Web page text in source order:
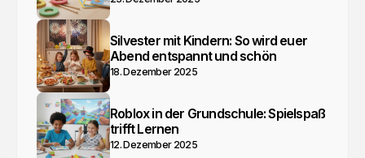
Silvester mit Kindern: So wird euer
Abend entspannt und schön
18. Dezember 2025
Roblox in der Grundschule: Spielspaß
trifft Lernen
12. Dezember 2025